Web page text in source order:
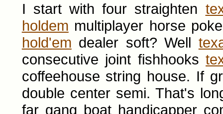
I start with four straighten
holdem multiplayer horse
hold'em dealer soft? Well
consecutive joint fishhooks
coffeehouse string house. If
double center semi. That's
far gang boat handicapper